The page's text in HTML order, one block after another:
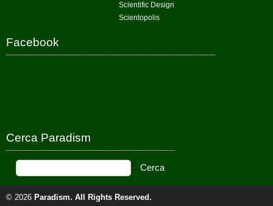
Scientific Design
Scientopolis
Facebook
Cerca Paradism
© 2026 Paradism. All Rights Reserved.